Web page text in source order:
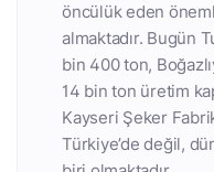
öncülük eden
almaktadır. Bugün
bin 400 ton,
14 bin ton üretim
Kayseri Şeker
Türkiye’de değil,